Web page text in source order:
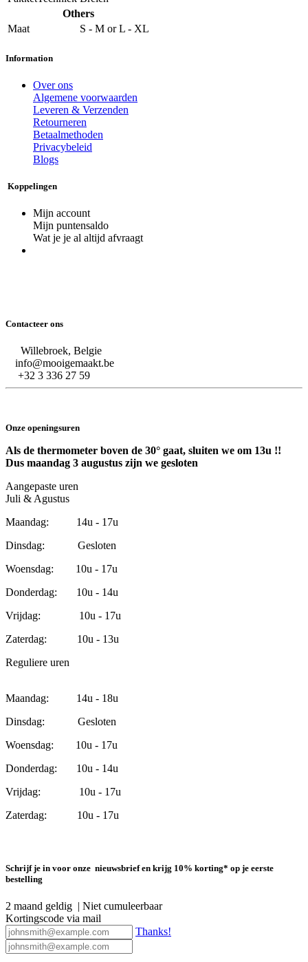
Others
Maat
S - M orL - XL
Information
Over ons
Algemene voorwaarden
Leveren & Verzenden
Retourneren
Betaalmethoden
Privacybeleid
Blogs
Koppelingen
Mijn account
Mijn puntensaldo
Wat je je al altijd afvraagt
Contacteer ons
Willebroek, Belgie
info@mooigemaakt.be
+32 3 336 27 59
Onze openingsuren
Als de thermometer boven de 30° gaat, sluiten we om 13u !!
Dus maandag 3 augustus zijn we gesloten
Aangepaste uren
Juli & Agustus
Maandag: 14u - 17u
Dinsdag: Gesloten
Woensdag: 10u - 17u
Donderdag: 10u - 14u
Vrijdag: 10u - 17u
Zaterdag: 10u - 13u
Reguliere uren
Maandag: 14u - 18u
Dinsdag: Gesloten
Woensdag: 10u - 17u
Donderdag: 10u - 14u
Vrijdag: 10u - 17u
Zaterdag: 10u - 17u
Schrijf je in voor onze nieuwsbrief en krijg 10% korting* op je eerste
bestelling
2 maand geldig | Niet cumuleerbaar
Kortingscode via mail
Thanks!